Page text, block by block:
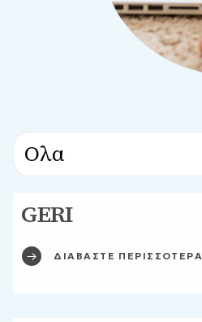
GERI
ΔΙΑΒΑΣΤΕ ΠΕΡΙΣΣΟΤΕΡΑ